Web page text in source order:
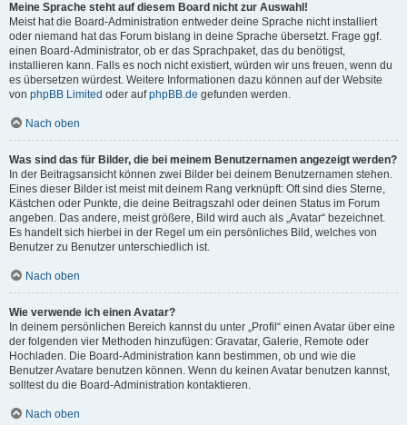
Meine Sprache steht auf diesem Board nicht zur Auswahl!
Meist hat die Board-Administration entweder deine Sprache nicht installiert
oder niemand hat das Forum bislang in deine Sprache übersetzt. Frage ggf.
einen Board-Administrator, ob er das Sprachpaket, das du benötigst,
installieren kann. Falls es noch nicht existiert, würden wir uns freuen, wenn du
es übersetzen würdest. Weitere Informationen dazu können auf der Website
von phpBB Limited oder aufphpBB.de gefunden werden.
Nach oben
Was sind das für Bilder, die bei meinem Benutzernamen angezeigt werden?
In der Beitragsansicht können zwei Bilder bei deinem Benutzernamen stehen.
Eines dieser Bilder ist meist mit deinem Rang verknüpft: Oft sind dies Sterne,
Kästchen oder Punkte, die deine Beitragszahl oder deinen Status im Forum
angeben. Das andere, meist größere, Bild wird auch als „Avatar“ bezeichnet.
Es handelt sich hierbei in der Regel um ein persönliches Bild, welches von
Benutzer zu Benutzer unterschiedlich ist.
Nach oben
Wie verwende ich einen Avatar?
In deinem persönlichen Bereich kannst du unter „Profil“ einen Avatar über eine
der folgenden vier Methoden hinzufügen: Gravatar, Galerie, Remote oder
Hochladen. Die Board-Administration kann bestimmen, ob und wie die
Benutzer Avatare benutzen können. Wenn du keinen Avatar benutzen kannst,
solltest du die Board-Administration kontaktieren.
Nach oben